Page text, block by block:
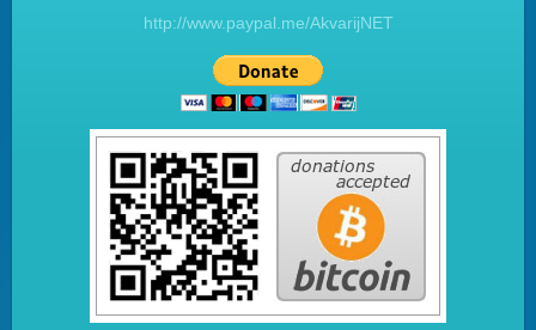
http://www.paypal.me/AkvarijNET